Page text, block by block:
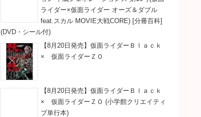
ライダー×仮面ライダー オーズ＆ダブル
feat.スカル MOVIE大戦CORE) [分冊百科]
(DVD・シール付)
【8月20日発売】仮面ライダーＢｌａｃｋ
× 仮面ライダーＺＯ
【8月20日発売】仮面ライダーＢｌａｃｋ
× 仮面ライダーＺＯ (小学館クリエイティ
ブ単行本)